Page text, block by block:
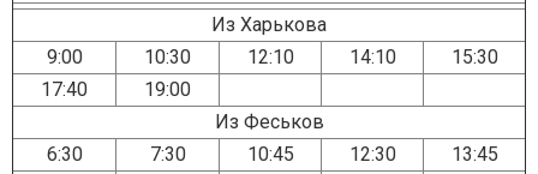
Из Харькова
9:00
10:30 12:10 14:10
15:30
17:40
19:00
Из Феськов
6:30
7:30 10:45 12:30
13:45